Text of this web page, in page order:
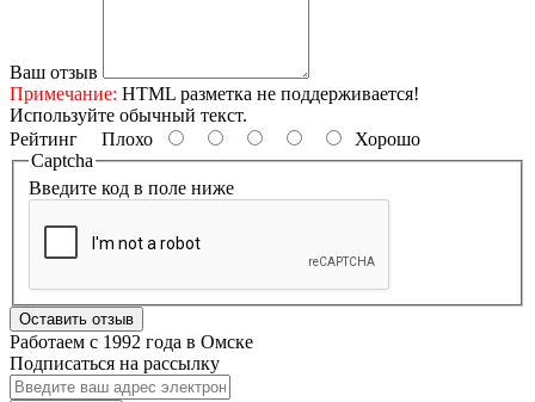
Ваш отзыв
Примечание: HTML разметка не поддерживается!
Используйте обычный текст.
Рейтинг Плохо
Хорошо
Captcha
Введите код в поле ниже
Оставить отзыв
Работаем с 1992 года в Омске
Подписаться на рассылку